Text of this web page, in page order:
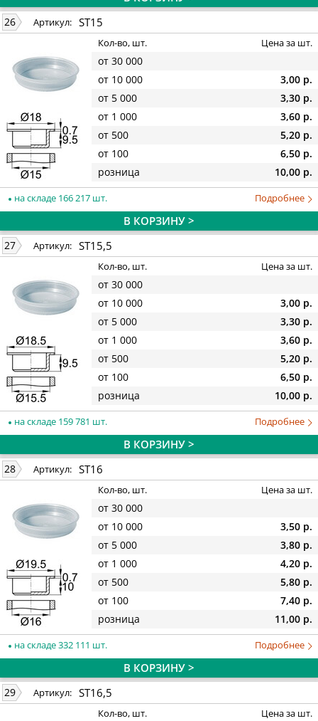
26 Артикул: ST15
Кол-во, шт. Цена за шт.
от 30 000
от 10 000
3,00 р.
от 5 000
3,30 р.
от 1 000
3,60 р.
от 500
5,20 р.
от 100
6,50 р.
розница
10,00 р.
на складе 166 217 шт. Подробнее
В КОРЗИНУ >
27 Артикул: ST15,5
Кол-во, шт. Цена за шт.
от 30 000
от 10 000
3,00 р.
от 5 000
3,30 р.
от 1 000
3,60 р.
от 500
5,20 р.
от 100
6,50 р.
розница
10,00 р.
на складе 159 781 шт. Подробнее
В КОРЗИНУ >
28 Артикул: ST16
Кол-во, шт. Цена за шт.
от 30 000
от 10 000
3,50 р.
от 5 000
3,80 р.
от 1 000
4,20 р.
от 500
5,80 р.
от 100
7,40 р.
розница
11,00 р.
на складе 332 111 шт. Подробнее
В КОРЗИНУ >
29 Артикул: ST16,5
Кол-во, шт. Цена за шт.